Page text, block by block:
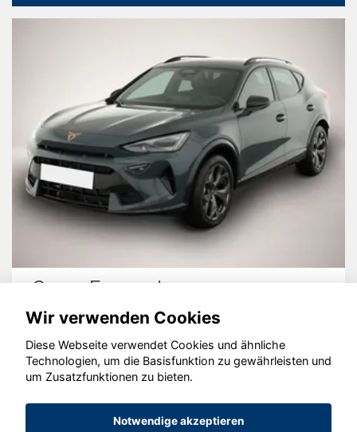
Cupra Formentor
© konjunkturmotor.de GmbH 2020 - 2026
Wir verwenden Cookies
Diese Webseite verwendet Cookies und ähnliche
Technologien, um die Basisfunktion zu gewährleisten und
um Zusatzfunktionen zu bieten.
Notwendige akzeptieren